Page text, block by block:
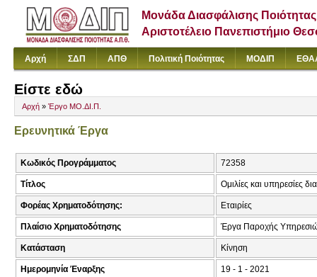
Μονάδα Διασφάλισης Ποιότητας
Αριστοτέλειο Πανεπιστήμιο
Αρχή ΣΔΠ ΑΠΘ Πολιτική Ποιότητας ΜΟΔΙΠ
Είστε εδώ
Αρχή » Έργο ΜΟ.ΔΙ.Π.
Ερευνητικά Έργα
Κωδικός Προγράμματος 72358
Τίτλος Ομιλίες και υπηρεσίες
Φορέας Χρηματοδότησης: Εταιρίες
Πλαίσιο Χρηματοδότησης Έργα Παροχής
Κατάσταση Κίνηση
Ημερομηνία Έναρξης 19 - 1 - 2021